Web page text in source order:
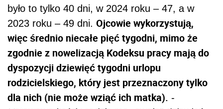
było to tylko 40 dni, w 2024 roku – 47, a w
2023 roku – 49 dni. Ojcowie wykorzystują,
więc średnio niecałe pięć tygodni, mimo że
zgodnie z nowelizacją Kodeksu pracy mają do
dyspozycji dziewięć tygodni urlopu
rodzicielskiego, który jest przeznaczony tylko
dla nich (nie może wziąć ich matka). -